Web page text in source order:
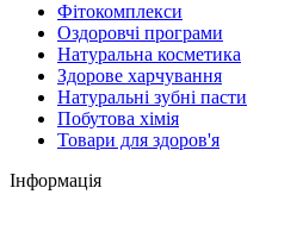
Фітокомплекси
Оздоровчі програми
Натуральна косметика
Здорове харчування
Натуральні зубні пасти
Побутова хімія
Товари для здоров'я
Інформація